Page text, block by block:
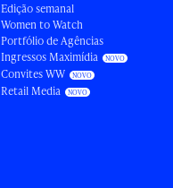
Edição semanal
Women to Watch
Portfólio de Agências
Ingressos Maximídia
Convites WW
Retail Media